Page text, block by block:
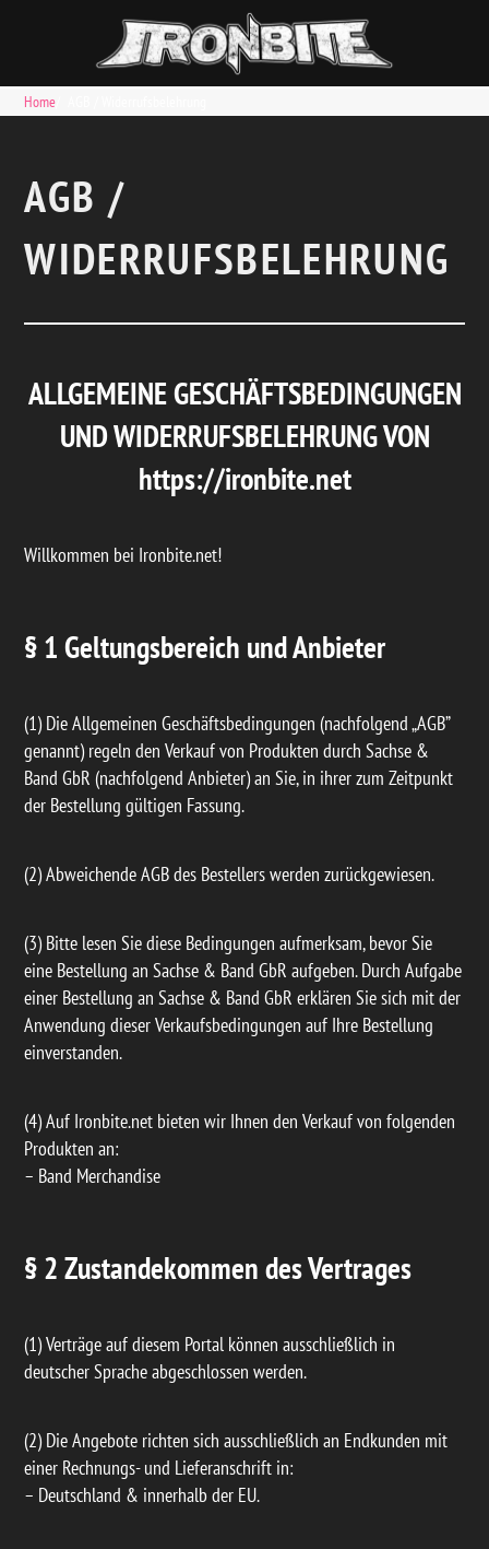
Home
AGB /
WIDERRUFSBELEHRUNG
ALLGEMEINE GESCHÄFTSBEDINGUNGEN
UND WIDERRUFSBELEHRUNG VON
https://ironbite.net
Willkommen bei Ironbite.net!
§ 1 Geltungsbereich und Anbieter
(1) Die Allgemeinen Geschäftsbedingungen (nachfolgend „AGB”
genannt) regeln den Verkauf von Produkten durch Sachse &
Band GbR (nachfolgend Anbieter) an Sie, in ihrer zum Zeitpunkt
der Bestellung gültigen Fassung.
(2) Abweichende AGB des Bestellers werden zurückgewiesen.
(3) Bitte lesen Sie diese Bedingungen aufmerksam, bevor Sie
eine Bestellung an Sachse & Band GbR aufgeben. Durch Aufgabe
einer Bestellung an Sachse & Band GbR erklären Sie sich mit der
Anwendung dieser Verkaufsbedingungen auf Ihre Bestellung
einverstanden.
(4) Auf Ironbite.net bieten wir Ihnen den Verkauf von folgenden
Produkten an:
– Band Merchandise
§ 2 Zustandekommen des Vertrages
(1) Verträge auf diesem Portal können ausschließlich in
deutscher Sprache abgeschlossen werden.
(2) Die Angebote richten sich ausschließlich an Endkunden mit
einer Rechnungs- und Lieferanschrift in:
– Deutschland & innerhalb der EU.